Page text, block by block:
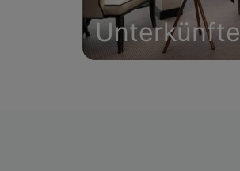
Unterkünfte